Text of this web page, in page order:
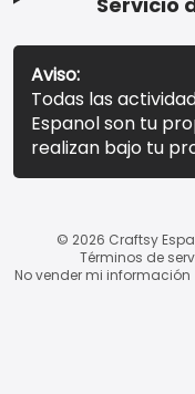
Aviso:
Todas las
Espanol son tu
realizan bajo tu
© 2026 Craftsy
Términos de
No vender mi información